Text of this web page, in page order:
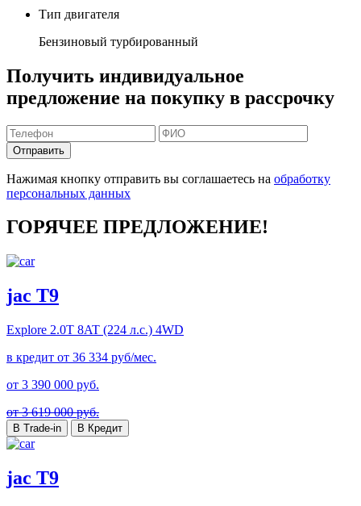
Тип двигателя
Бензиновый турбированный
Получить индивидуальное
предложение на покупку в рассрочку
Отправить
Нажимая кнопку отправить вы соглашаетесь на обработку
персональных данных
ГОРЯЧЕЕ ПРЕДЛОЖЕНИЕ!
jac T9
Explore 2.0T 8AT (224 л.с.) 4WD
в кредит от 36 334 руб/мес.
от 3 390 000 руб.
от 3 619 000 руб.
В Trade-in В Кредит
jac T9